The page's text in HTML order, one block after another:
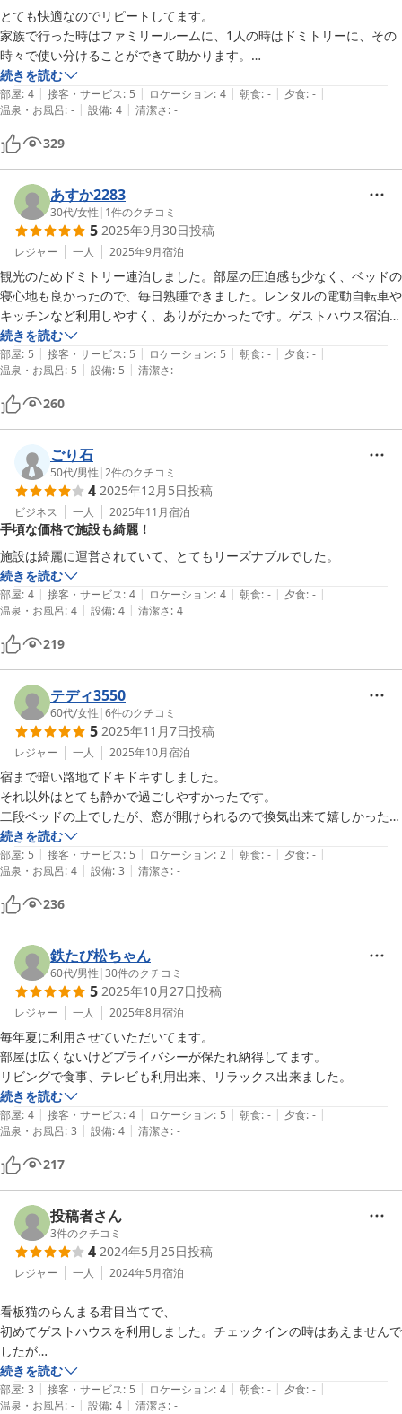
とても快適なのでリピートしてます。
家族で行った時はファミリールームに、1人の時はドミトリーに、その
時々で使い分けることができて助かります。
必要なものは殆ど揃っていますし、お客さんが使いやすく考えられてい
ます。
布団を選べたり枕を変えたりもできるのも嬉しいサービスです。
前回はこちらで電動自転車をレンタサイクルしました。今回はレンタカ
ーが必要だったので近くにトヨタレンタカーがあり便利でした。
続きを読む
部屋: 4 | 接客・サービス: 5 | ロケーション: 4 | 朝食: - | 夕食: - |
温泉・お風呂: - | 設備: 4 | 清潔さ: -
329
あすか2283
30代/女性 | 1件のクチコミ
5 2025年9月30日投稿
レジャー 一人 2025年9月宿泊
観光のためドミトリー連泊しました。部屋の圧迫感も少なく、ベッドの
寝心地も良かったので、毎日熟睡できました。レンタルの電動自転車や
キッチンなど利用しやすく、ありがたかったです。ゲストハウス宿泊に
抵抗がない方であれば、おすすめです！
続きを読む
部屋: 5 | 接客・サービス: 5 | ロケーション: 5 | 朝食: - | 夕食: - |
温泉・お風呂: 5 | 設備: 5 | 清潔さ: -
260
ごり石
50代/男性 |2件のクチコミ
4 2025年12月5日投稿
ビジネス 一人 2025年11月宿泊
手頃な価格で施設も綺麗！
施設は綺麗に運営されていて、とてもリーズナブルでした。
続きを読む
部屋: 4 | 接客・サービス: 4 | ロケーション: 4 | 朝食: - | 夕食: - |
温泉・お風呂: 4 | 設備: 4 | 清潔さ: 4
219
テディ3550
60代/女性 |6件のクチコミ
5 2025年11月7日投稿
レジャー 一人 2025年10月宿泊
宿まで暗い路地てドキドキすしました。
それ以外はとても静かで過ごしやすかったです。
二段ベッドの上でしたが、窓が開けられるので換気出来て嬉しかったで
す。
続きを読む
部屋: 5 | 接客・サービス: 5 | ロケーション: 2 | 朝食: - | 夕食: - |
温泉・お風呂: 4 | 設備: 3 | 清潔さ: -
236
鉄たび松ちゃん
60代/男性 |30件のクチコミ
5 2025年10月27日投稿
レジャー 一人 2025年8月宿泊
毎年夏に利用させていただいてます。
部屋は広くないけどプライバシーが保たれ納得してます。
リビングで食事、テレビも利用出来、リラックス出来ました。
続きを読む
部屋: 4 | 接客・サービス: 4 | ロケーション: 5 | 朝食: - | 夕食: - |
温泉・お風呂: 3 | 設備: 4 | 清潔さ: -
217
投稿者さん
3件のクチコミ
4 2024年5月25日投稿
レジャー 一人 2024年5月宿泊
看板猫のらんまる君目当てで、
初めてゲストハウスを利用しました。チェックインの時はあえませんで
したが
朝早く、会えました。
ビビリの恥ずかしがり屋さんだそうです。
続きを読む
部屋: 3 | 接客・サービス: 5 | ロケーション: 4 | 朝食: - | 夕食: - |
温泉・お風呂: - | 設備: 4 | 清潔さ: -